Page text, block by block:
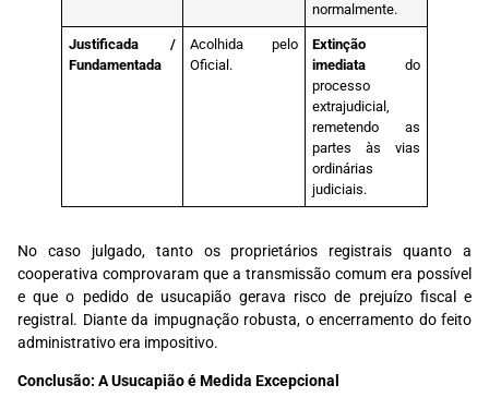
normalmente.
Justificada /
Fundamentada
Acolhida pelo
Oficial.
Extinção
imediata do
processo
extrajudicial,
remetendo as
partes às vias
ordinárias
judiciais.
No caso julgado, tanto os proprietários registrais quanto a
cooperativa comprovaram que a transmissão comum era possível
e que o pedido de usucapião gerava risco de prejuízo fiscal e
registral. Diante da impugnação robusta, o encerramento do feito
administrativo era impositivo.
Conclusão: A Usucapião é Medida Excepcional